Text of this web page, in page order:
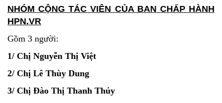
NHÓM CỘNG TÁC VIÊN CỦA BAN CHẤP HÀNH
HPN.VR
Gồm 3 người:
1/ Chị Nguyễn Thị Việt
2/ Chị Lê Thùy Dung
3/ Chị Đào Thị Thanh Thủy